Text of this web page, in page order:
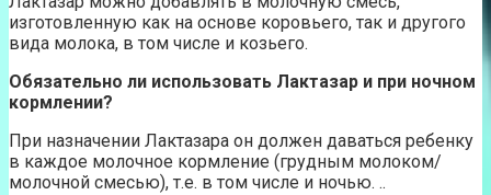
изготовленную как на основе коровьего, так и другого
вида молока, в том числе и козьего.
Обязательно ли использовать Лактазар и при ночном
кормлении?
При назначении Лактазара он должен даваться ребенку
в каждое молочное кормление (грудным молоком/
молочной смесью), т.е. в том числе и ночью. ..